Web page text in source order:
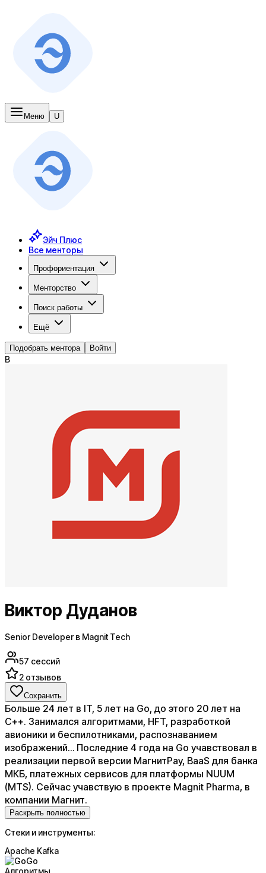
Меню U
Эйч Плюс
Все менторы
Профориентация
Менторство
Поиск работы
Ещё
Подобрать ментора Войти
В
Виктор Дуданов
Senior Developer в Magnit Tech
57 сессий
2 отзывов
Сохранить
Больше 24 лет в IT, 5 лет на Go, до этого 20 лет на
C++.​ ​Занимался алгоритмами, HFT, разработкой
авионики и беспилотниками, распознаванием
изображений… Последние 4 года на Go учавствовал в
реализации первой версии МагнитPay, BaaS для банка
МКБ, платежных сервисов для платформы NUUM
(MTS). Сейчас учавствую в проекте Magnit Pharma, в
компании Магнит.
Раскрыть полностью
Стеки и инструменты:
Apache Kafka
Go
Алгоритмы